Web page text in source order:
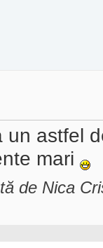
un astfel
mari
de Nica